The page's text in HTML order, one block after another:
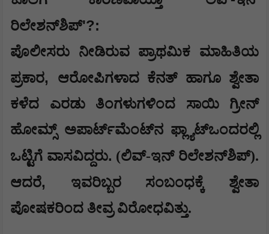
ರಿಲೇಶನ್‌ಶಿಪ್'?:
ಪೊಲೀಸರು ನೀಡಿರುವ ಪ್ರಾಥಮಿಕ ಮಾಹಿತಿಯ
ಪ್ರಕಾರ, ಆರೋಪಿಗಳಾದ ಕೆನತ್ ಹಾಗೂ ಶ್ವೇತಾ
ಕಳೆದ ಎರಡು ತಿಂಗಳುಗಳಿಂದ ಸಾಯಿ ಗ್ರೀನ್
ಹೋಮ್ಸ್ ಅಪಾರ್ಟ್‌ಮೆಂಟ್‌ನ ಫ್ಲ್ಯಾಟ್‌ಒಂದರಲ್ಲಿ
ಒಟ್ಟಿಗೆ ವಾಸವಿದ್ದರು. (ಲಿವ್-ಇನ್ ರಿಲೇಶನ್‌ಶಿಪ್).
ಆದರೆ, ಇವರಿಬ್ಬರ ಸಂಬಂಧಕ್ಕೆ ಶ್ವೇತಾ
ಪೋಷಕರಿಂದ ತೀವ್ರ ವಿರೋಧವಿತ್ತು.